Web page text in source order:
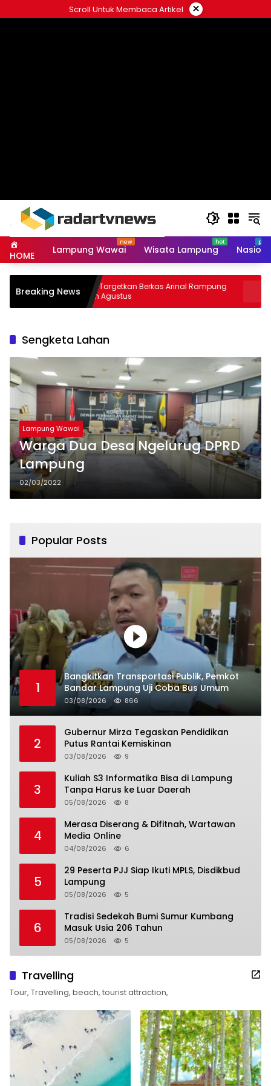
to
Scroll Untuk Membaca Artikel ×
HOME Lampung Wawai Wisata Lampung
Breaking News
Kejati Targetkan Berkas Arinal Rampung
Bulan Agustus
Sengketa Lahan
Lampung Wawai
Warga Dua Desa Ngelurug DPRD
Lampung
02/03/2022
Popular Posts
1
Bangkitkan Transportasi Publik, Pemkot
Bandar Lampung Uji Coba Bus Umum
03/08/2026 866
2
Gubernur Mirza Tegaskan Pendidikan
Putus Rantai Kemiskinan
03/08/2026 9
3
Kuliah S3 Informatika Bisa di Lampung
Tanpa Harus ke Luar Daerah
05/08/2026 8
4
Merasa Diserang & Difitnah, Wartawan
Media Online
04/08/2026 6
5
29 Peserta PJJ Siap Ikuti MPLS, Disdikbud
Lampung
05/08/2026 5
6
Tradisi Sedekah Bumi Sumur Kumbang
Masuk Usia 206 Tahun
05/08/2026 5
Travelling
Tour, Travelling, beach, tourist attraction,